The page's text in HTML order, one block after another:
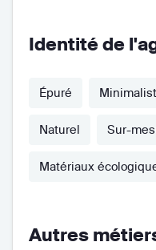
Identité de
Épuré
Naturel Sur-
Matériaux
Autres